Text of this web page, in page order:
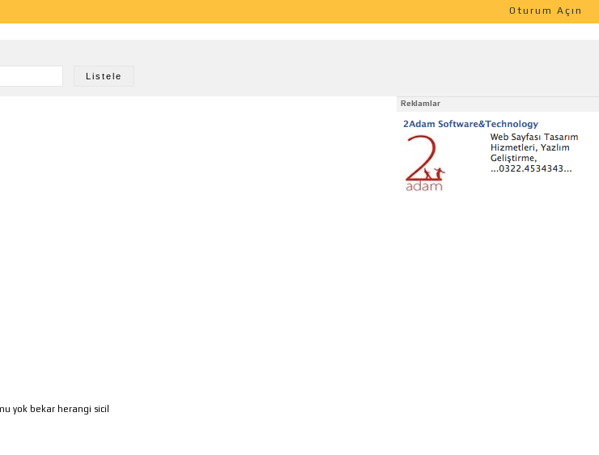
Oturum Açın
yok bekar herangi sicil
Reklamlar